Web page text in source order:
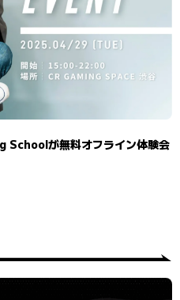
Schoolが無料オフライン体験会